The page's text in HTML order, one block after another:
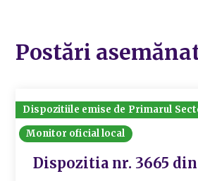
Postări
Dispozitiile emise de Primarul
Monitor oficial local
Dispozitia nr. 3665 din